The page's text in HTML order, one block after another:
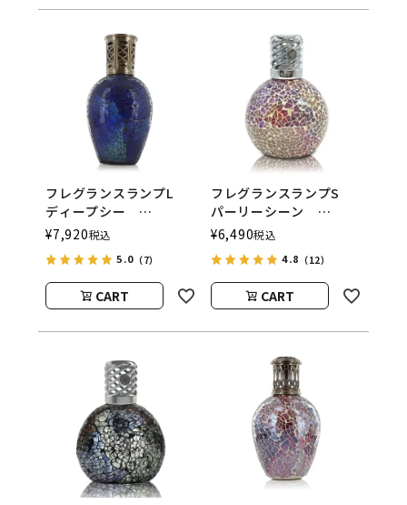
フレグランスランプL
ディープシー
ASHLEIGH&BURWOOD
（アシュレイアンドバー
ウッド）
¥7,920税込
5.0 （7）
CART
フレグランスランプS
パーリーシーン
ASHLEIGH&BURWOOD
（アシュレイアンドバー
ウッド）
¥6,490税込
4.8 （12）
CART